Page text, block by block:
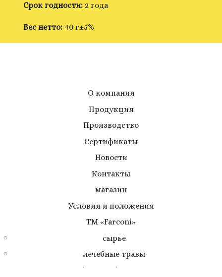
Срок годности: 2 года
Вес нетто: 40 г±5%
О компании
Продукция
Производство
Сертификаты
Новости
Контакты
магазин
Условия и положения
TM «Farconi»
cырье
лечебные травы
cбор лечебных трав